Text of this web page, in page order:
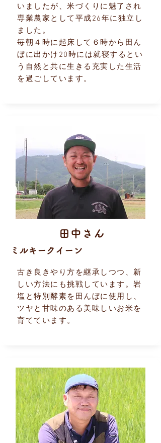
いましたが、米づくりに魅了され
専業農家として平成26年に独立し
ました。
毎朝４時に起床して６時から田ん
ぼに出かけ20時には就寝するとい
う自然と共に生きる充実した生活
を過ごしています。
田中さん
ミルキークイーン
古き良きやり方を継承しつつ、新
しい方法にも挑戦しています。岩
塩と特別酵素を田んぼに使用し、
ツヤと甘味のある美味しいお米を
育てています。